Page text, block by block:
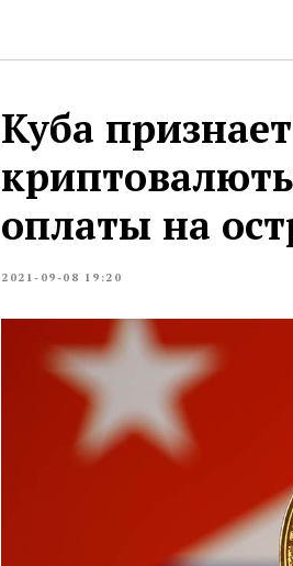
Куба
оплаты на
2021-09-08 19:20